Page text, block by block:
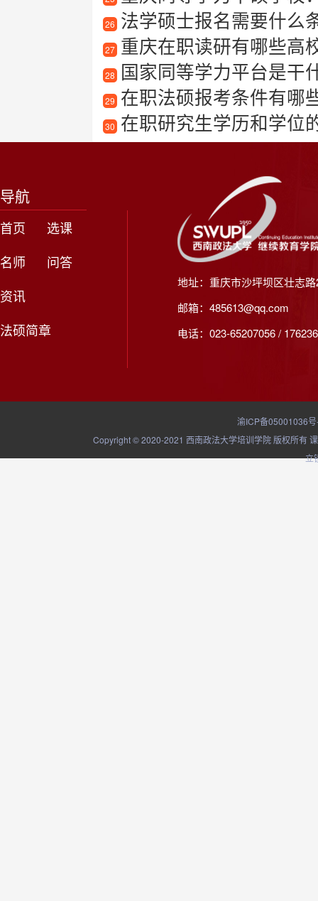
26 法学硕士报名需要什么
27 重庆在职读研有哪些高
28 国家同等学力平台是干什么
29 在职法硕报考条件有哪
30 在职研究生学历和学位
导航
首页
选课
名师
问答
资讯
法硕简章
地址：重庆市沙坪坝区壮志
邮箱：485613@qq.com
电话：023-65207056 /
渝ICP备05001036
Copyright © 2020-2021 西南政法大学培训学院 版权所有
立